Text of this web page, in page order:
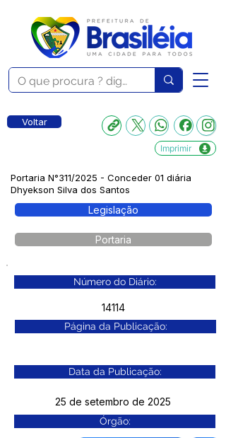
Voltar
Imprimir
Portaria N°311/2025 - Conceder 01 diária
Dhyekson Silva dos Santos
Legislação
Portaria
Número do Diário:
14114
Página da Publicação:
Data da Publicação:
25 de setembro de 2025
Órgão: